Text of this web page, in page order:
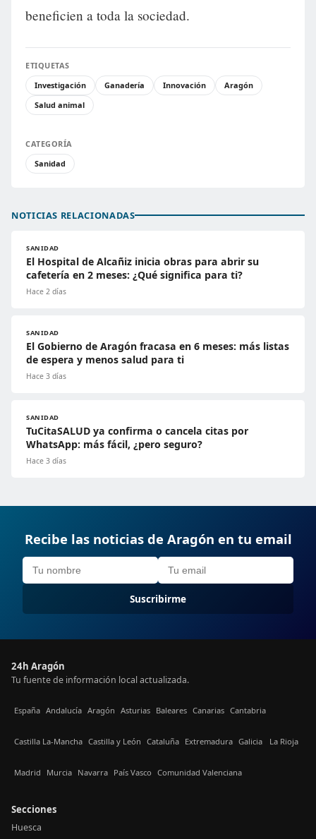
beneficien a toda la sociedad.
ETIQUETAS
Investigación
Ganadería Innovación
Aragón
Salud animal
CATEGORÍA
Sanidad
NOTICIAS RELACIONADAS
SANIDAD
El Hospital de Alcañiz inicia obras para abrir su
cafetería en 2 meses: ¿Qué significa para ti?
Hace 2 días
SANIDAD
El Gobierno de Aragón fracasa en 6 meses: más listas
de espera y menos salud para ti
Hace 3 días
SANIDAD
TuCitaSALUD ya confirma o cancela citas por
WhatsApp: más fácil, ¿pero seguro?
Hace 3 días
Recibe las noticias de Aragón en tu email
Suscribirme
24h Aragón
Tu fuente de información local actualizada.
España Andalucía Aragón Asturias Baleares Canarias Cantabria
Castilla La-Mancha Castilla y León Cataluña Extremadura Galicia La Rioja
Madrid Murcia Navarra País Vasco Comunidad Valenciana
Secciones
Huesca